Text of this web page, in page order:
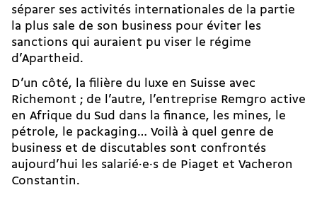
séparer ses activités internationales de la partie
la plus sale de son business pour éviter les
sanctions qui auraient pu viser le régime
d’Apartheid.
D’un côté, la filière du luxe en Suisse avec
Richemont ; de l’autre, l’entreprise Remgro active
en Afrique du Sud dans la finance, les mines, le
pétrole, le packaging… Voilà à quel genre de
business et de discutables sont confrontés
aujourd’hui les salarié·e·s de Piaget et Vacheron
Constantin.